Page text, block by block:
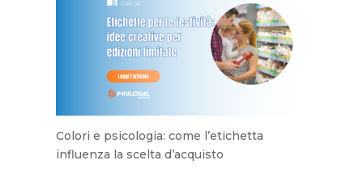
Colori e psicologia: come l’etichetta
influenza la scelta d’acquisto